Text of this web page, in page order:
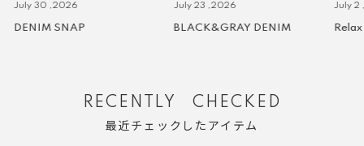
July 30 ,2026
DENIM SNAP
July 23 ,2026
BLACK&GRAY DENIM
July 2
Relax
RECENTLY CHECKED
最近チェックしたアイテム